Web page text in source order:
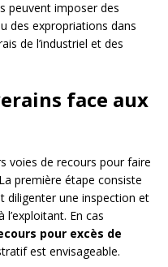
peuvent imposer des
des expropriations dans
de l’industriel et des
face aux
voies de recours pour faire
première étape consiste
diligenter une inspection et
En cas
pour excès de
est envisageable.